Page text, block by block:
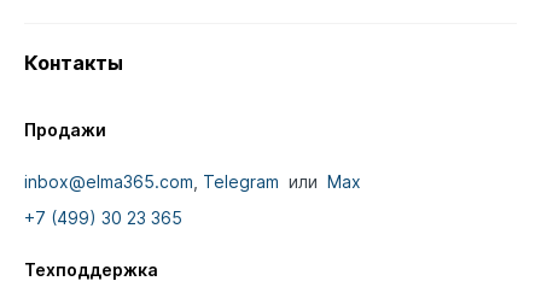
Контакты
Продажи
inbox@elma365.com Telegram или Max
+7 (499) 30 23 365
Техподдержка